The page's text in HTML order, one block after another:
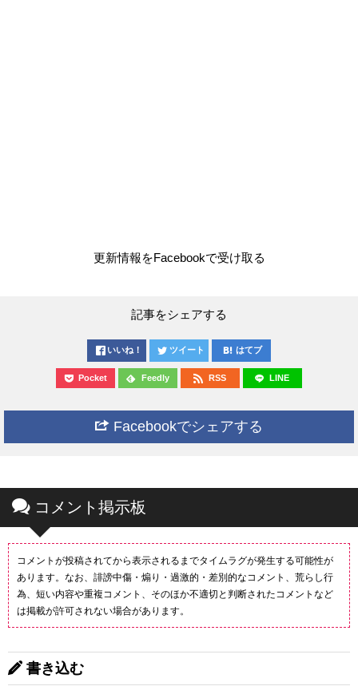
更新情報をFacebookで受け取る
記事をシェアする
いいね！ ツイート はてブ
Pocket Feedly RSS LINE
Facebookでシェアする
コメント掲示板
コメントが投稿されてから表示されるまでタイムラグが発生する可能性が
あります。なお、誹謗中傷・煽り・過激的・差別的なコメント、荒らし行
為、短い内容や重複コメント、そのほか不適切と判断されたコメントなど
は掲載が許可されない場合があります。
書き込む